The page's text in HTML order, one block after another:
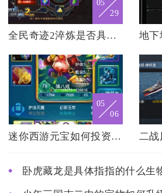
05
29
全民奇迹2淬炼是否具备娱乐性
05
06
迷你西游元宝如何投资和运作
卧虎藏龙是具体指指的什么生